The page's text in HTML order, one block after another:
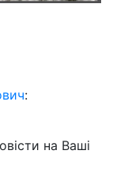
:
на Ваші